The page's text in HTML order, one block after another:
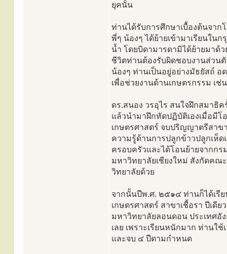
ยุคนั้น
ท่านได้รับการศึกษาเบื้องต้นจาก
พี่ๆ น้องๆ ได้ย้ายเข้ามาเรียนใน
น้ำ โดยบิดามารดามิได้ย้ายมาด้
ชีวิตท่านต้องรับผิดชอบงานส่วน
น้องๆ ท่านเป็นอยู่อย่างมัธยัสถ์ อ
เพื่อช่วยงานด้านเกษตรกรรม เช่
ดร.สนอง วรอุไร สนใจฝึกสมาธิ
แล้วนำมาฝึกหัดปฏิบัติเองเมื่อมี
เกษตรศาสตร์ จบปริญญาตรีสาข
ความรู้ด้านการปลูกข้าวปลูกเห็
ครอบครัวและได้โอนย้ายจากก
มหาวิทยาลัยเชียงใหม่ สังกัดคณ
วิทยาลัยด้วย
จากนั้นปีพ.ศ. ๒๕๑๔ ท่านก็ได้เรี
เกษตรศาสตร์ สาขาเชื้อรา ปีเดี
มหาวิทยาลัยลอนดอน ประเทศอั
เลย เพราะเรียนหนักมาก ท่านใ
และจบ ๔ ปีตามกำหนด